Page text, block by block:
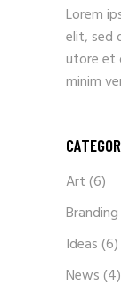
Lorem
elit, sed
utore et
minim
Art(6)
Branding
Ideas(6)
News(4)